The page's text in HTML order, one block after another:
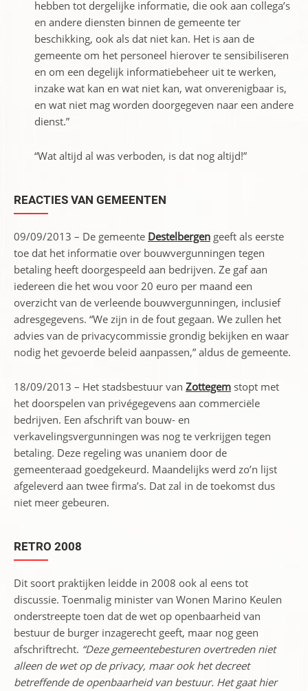
hebben tot dergelijke informatie, die ook aan collega’s
en andere diensten binnen de gemeente ter
beschikking, ook als dat niet kan. Het is aan de
gemeente om het personeel hierover te sensibiliseren
en om een degelijk informatiebeheer uit te werken,
inzake wat kan en wat niet kan, wat onverenigbaar is,
en wat niet mag worden doorgegeven naar een andere
dienst.”
“Wat altijd al was verboden, is dat nog altijd!”
REACTIES VAN GEMEENTEN
09/09/2013 – De gemeente Destelbergen geeft als eerste
toe dat het informatie over bouwvergunningen tegen
betaling heeft doorgespeeld aan bedrijven. Ze gaf aan
iedereen die het wou voor 20 euro per maand een
overzicht van de verleende bouwvergunningen, inclusief
adresgegevens. “We zijn in de fout gegaan. We zullen het
advies van de privacycommissie grondig bekijken en waar
nodig het gevoerde beleid aanpassen,” aldus de gemeente.
18/09/2013 – Het stadsbestuur van Zottegem stopt met
het doorspelen van privégegevens aan commerciële
bedrijven. Een afschrift van bouw- en
verkavelingsvergunningen was nog te verkrijgen tegen
betaling. Deze regeling was unaniem door de
gemeenteraad goedgekeurd. Maandelijks werd zo’n lijst
afgeleverd aan twee firma’s. Dat zal in de toekomst dus
niet meer gebeuren.
RETRO 2008
Dit soort praktijken leidde in 2008 ook al eens tot
discussie. Toenmalig minister van Wonen Marino Keulen
onderstreepte toen dat de wet op openbaarheid van
bestuur de burger inzagerecht geeft, maar nog geen
afschriftrecht. “Deze gemeentebesturen overtreden niet
alleen de wet op de privacy, maar ook het decreet
betreffende de openbaarheid van bestuur. Het gaat hier